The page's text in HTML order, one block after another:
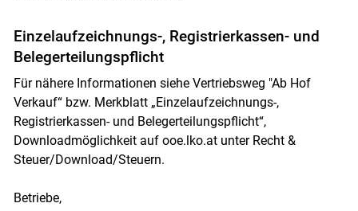
Einzelaufzeichnungs-, Registrierkassen- und
Belegerteilungspflicht
Für nähere Informationen siehe Vertriebsweg "Ab Hof
Verkauf“ bzw. Merkblatt „Einzelaufzeichnungs-,
Registrierkassen- und Belegerteilungspflicht“,
Downloadmöglichkeit auf ooe.lko.at unter Recht &
Steuer/Download/Steuern.
Betriebe,